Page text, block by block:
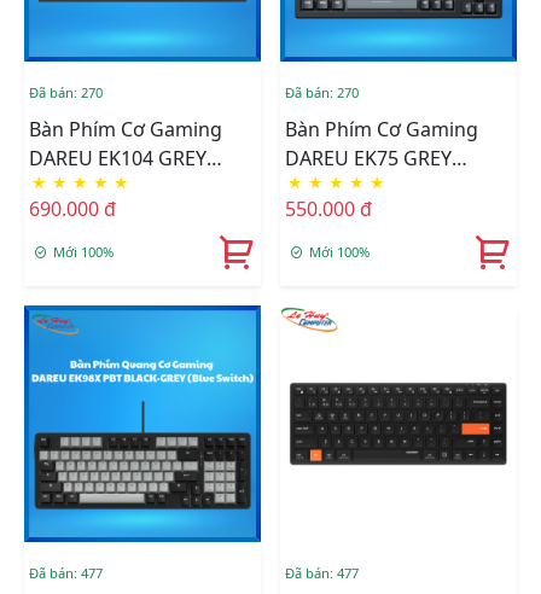
Đã bán: 270
Bàn Phím Cơ Gaming
DAREU EK104 GREY
BLACK (Dream Switch)
★ ★ ★ ★ ★
690.000 đ
Mới 100%
Đã bán: 270
Bàn Phím Cơ Gaming
DAREU EK75 GREY
BLACK (Dream Switch)
★ ★ ★ ★ ★
550.000 đ
Mới 100%
Đã bán: 477 Đã bán: 477